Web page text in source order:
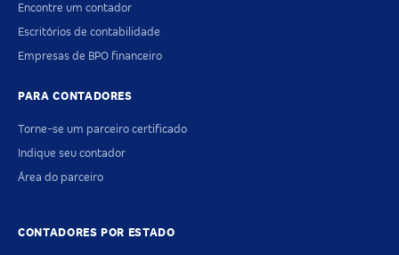
Encontre um contador
Escritórios de contabilidade
Empresas de BPO financeiro
PARA CONTADORES
Torne-se um parceiro certificado
Indique seu contador
Área do parceiro
CONTADORES POR ESTADO